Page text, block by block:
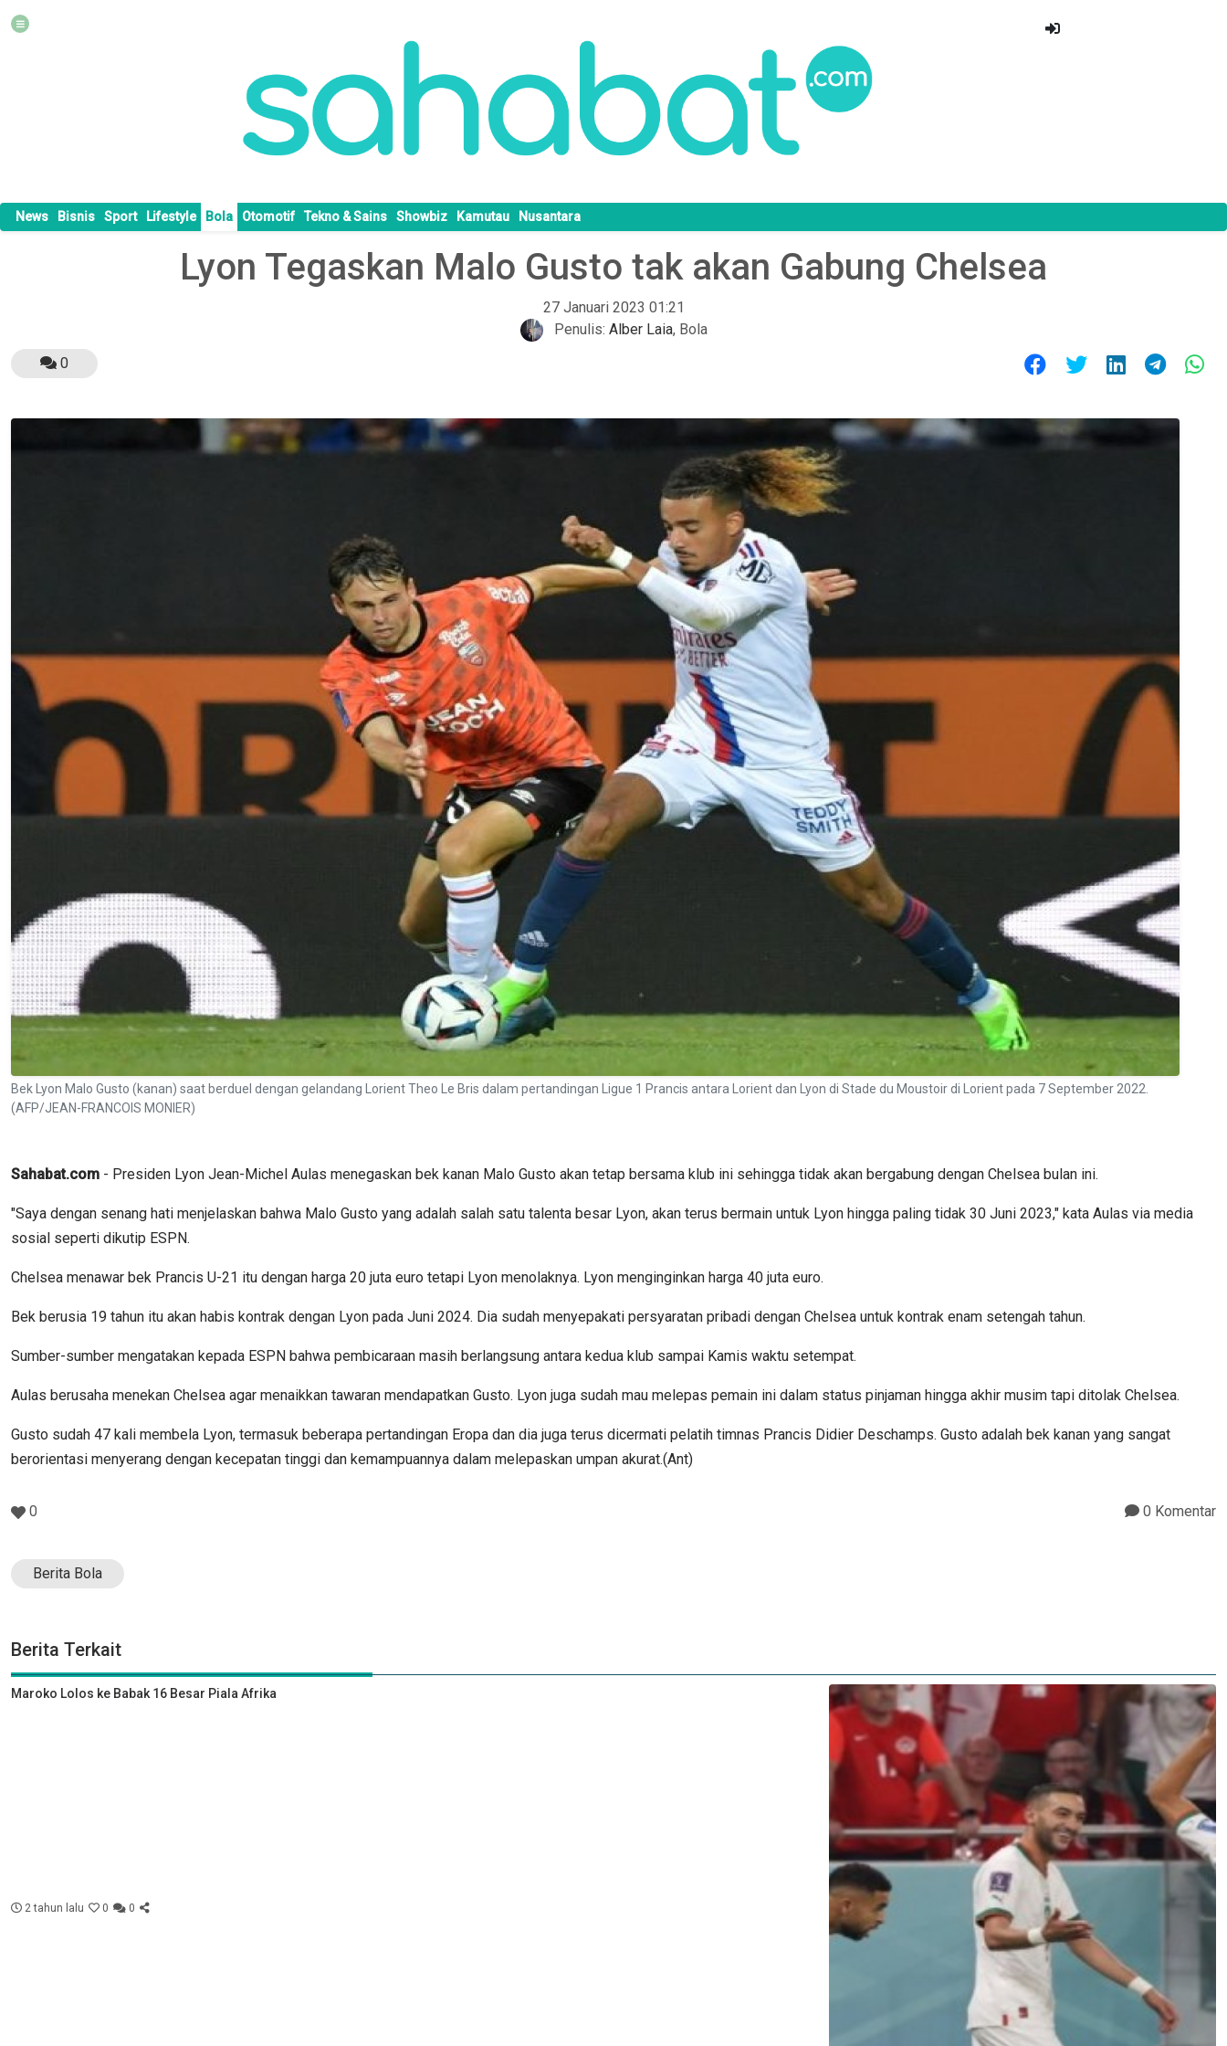
News Bisnis Sport Lifestyle Bola Otomotif Tekno & Sains Showbiz Kamutau Nusantara
Lyon Tegaskan Malo Gusto tak akan Gabung Chelsea
27 Januari 2023 01:21
Penulis: Alber Laia, Bola
0
Bek Lyon Malo Gusto (kanan) saat berduel dengan gelandang Lorient Theo Le Bris dalam pertandingan Ligue 1 Prancis antara Lorient dan Lyon di Stade du Moustoir di Lorient pada 7 September 2022.
(AFP/JEAN-FRANCOIS MONIER)
Sahabat.com - Presiden Lyon Jean-Michel Aulas menegaskan bek kanan Malo Gusto akan tetap bersama klub ini sehingga tidak akan bergabung dengan Chelsea bulan ini.
"Saya dengan senang hati menjelaskan bahwa Malo Gusto yang adalah salah satu talenta besar Lyon, akan terus bermain untuk Lyon hingga paling tidak 30 Juni 2023," kata Aulas via media
sosial seperti dikutip ESPN.
Chelsea menawar bek Prancis U-21 itu dengan harga 20 juta euro tetapi Lyon menolaknya. Lyon menginginkan harga 40 juta euro.
Bek berusia 19 tahun itu akan habis kontrak dengan Lyon pada Juni 2024. Dia sudah menyepakati persyaratan pribadi dengan Chelsea untuk kontrak enam setengah tahun.
Sumber-sumber mengatakan kepada ESPN bahwa pembicaraan masih berlangsung antara kedua klub sampai Kamis waktu setempat.
Aulas berusaha menekan Chelsea agar menaikkan tawaran mendapatkan Gusto. Lyon juga sudah mau melepas pemain ini dalam status pinjaman hingga akhir musim tapi ditolak Chelsea.
Gusto sudah 47 kali membela Lyon, termasuk beberapa pertandingan Eropa dan dia juga terus dicermati pelatih timnas Prancis Didier Deschamps. Gusto adalah bek kanan yang sangat
berorientasi menyerang dengan kecepatan tinggi dan kemampuannya dalam melepaskan umpan akurat.(Ant)
0 0 Komentar
Berita Bola
Berita Terkait
Maroko Lolos ke Babak 16 Besar Piala Afrika
2 tahun lalu 0 0